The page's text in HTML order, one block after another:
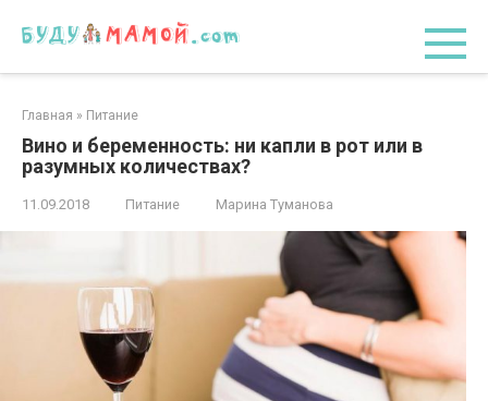
Главная » Питание
Вино и беременность: ни капли в рот или в
разумных количествах?
11.09.2018 Питание Марина Туманова